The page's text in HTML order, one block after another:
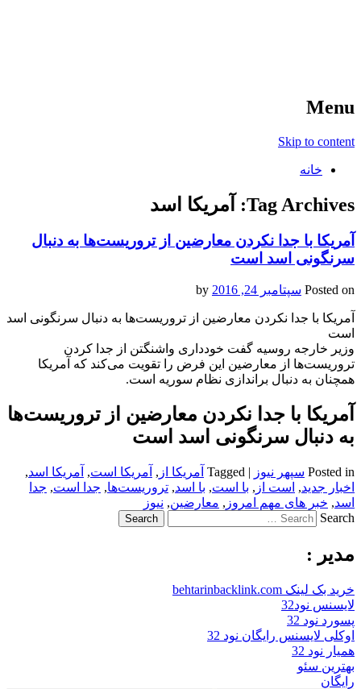
Menu
Skip to content
خانه
Tag Archives: آمریکا اسد
آمریکا با جدا نکردن معارضین از تروریست‌ها به دنبال
سرنگونی اسد است
Posted on سپتامبر 24, 2016
آمریکا با جدا نکردن معارضین از تروریست‌ها به دنبال سرنگونی اسد
است
وزیر خارجه روسیه گفت خودداری واشنگتن از جدا کردن
تروریست‌ها از معارضین این فرض را تقویت می‌کند که آمریکا
همچنان به دنبال براندازی نظام سوریه است.
آمریکا با جدا نکردن معارضین از تروریست‌ها
به دنبال سرنگونی اسد است
Posted in سپهر نیوز |
Tagged آمریکا از , آمریکا است, آمریکا اسد,
اخبار جدید, است از , با است, با اسد, تروریست‌ها, جدا است, جدا
اسد, خبر های مهم امروز , معارضین, نیوز
Search
مدیر :
خرید بک لینک behtarinbacklink.com
لایسنس نود32
پسورد نود 32
اوکلی لایسنس رایگان نود 32
همیار نود 32
بهترین سئو
رایگان